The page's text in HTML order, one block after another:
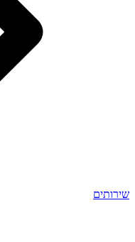
שירותים